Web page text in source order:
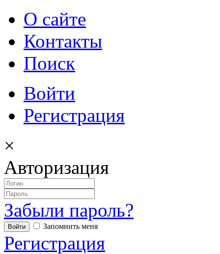
О сайте
Контакты
Поиск
Войти
Регистрация
×
Авторизация
Забыли пароль?
Запомнить меня
Регистрация